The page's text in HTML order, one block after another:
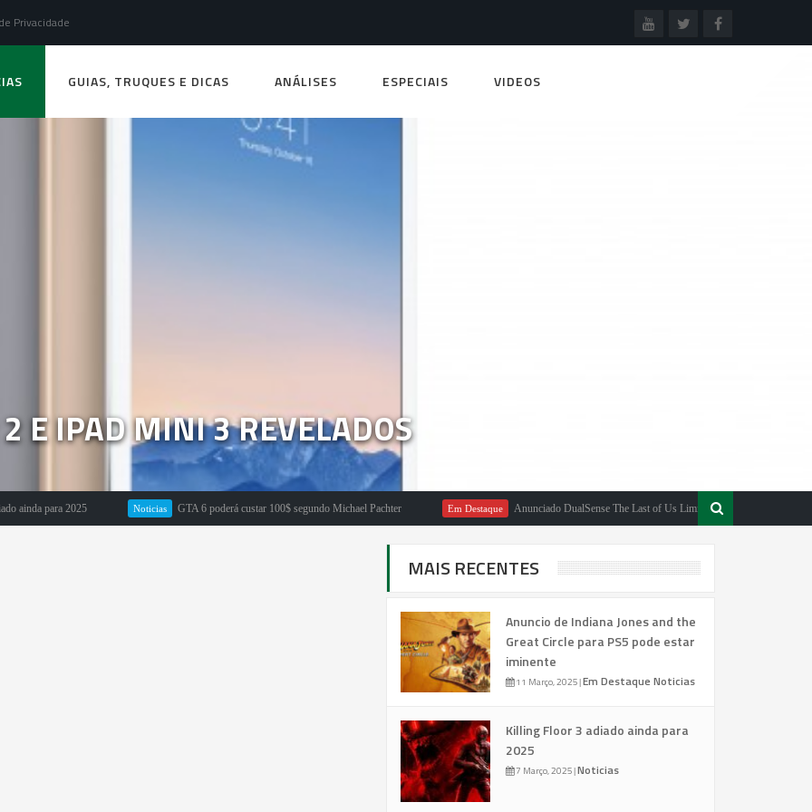
Privacidade
GUIAS, TRUQUES E DICAS ANÁLISES ESPECIAIS VIDEOS
E IPAD MINI 3 REVELADOS
para 2025 GTA 6 poderá custar 100$ segundo Michael Pachter Em Destaque Anunciado DualSense The Last of Us Limited Edition
MAIS RECENTES
Anuncio de Indiana Jones and the
Great Circle para PS5 pode estar
iminente
11 Março, 2025|Em Destaque Noticias
Killing Floor 3 adiado ainda para
2025
7 Março, 2025|Noticias